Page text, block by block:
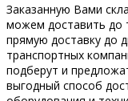
Заказанную Вами
можем доставить до
прямую доставку до
транспортных
подберут и
выгодный способ